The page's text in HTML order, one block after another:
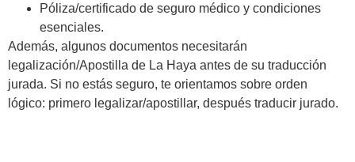
Póliza/certificado de seguro médico y condiciones
esenciales.
Además, algunos documentos necesitarán
legalización/Apostilla de La Haya antes de su traducción
jurada. Si no estás seguro, te orientamos sobre orden
lógico: primero legalizar/apostillar, después traducir jurado.